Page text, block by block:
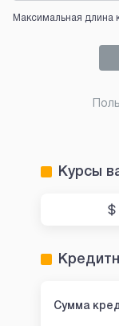
Максимальная длина
Курсы
Сумма